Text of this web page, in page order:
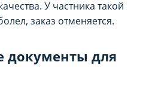
У частника такой
заказ отменяется.
документы для
улучшения качества
более актуального и
рекламного материала).
данного типа cookie-
на Сайте либо в
улучшения качества
более актуального и
рекламного материала).
данного типа cookie-
на Сайте либо в